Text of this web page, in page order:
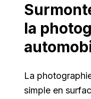
la
La
simple en